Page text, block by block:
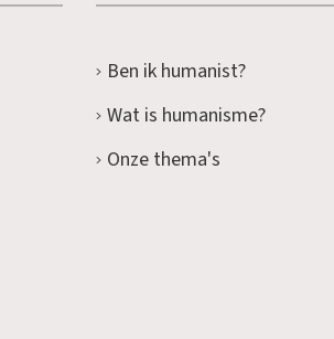
Ben ik humanist?
Wat is humanisme?
Onze thema's